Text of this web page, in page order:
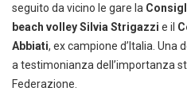
seguito da vicino le gare la
beach volley Silvia Strigazzi e il
Abbiati, ex campione d’Italia. Una
a testimonianza dell’importanza
Federazione.